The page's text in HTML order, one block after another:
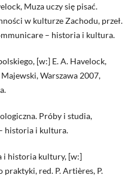
Muza uczy się pisać.
w kulturze Zachodu, przeł.
– historia i kultura.
[w:] E. A. Havelock,
Warszawa 2007,
Próby i studia,
historia i kultura.
i historia kultury, [w:]
red. P. Artières, P.